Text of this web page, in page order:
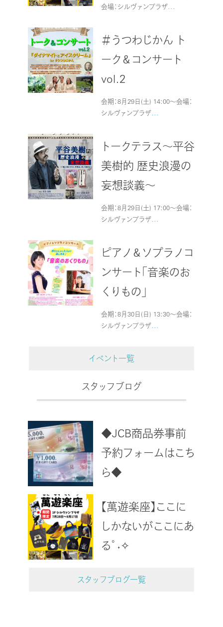
会場：シルヴァンプラザ...
＃うつわじかん ト
ーク＆コンサート
vol.2
会期：8月29日(土) 14:00～会場：
シルヴァンプラザ...
トークテラス～平谷
美樹的 歴史浪漫の
妄想談義～
会期：8月29日(土) 17:00～会場：
シルヴァンプラザ...
ピアノ＆ソプラノコ
ンサート「音楽のお
くりもの」
会期：8月30日(日) 13:30～会場：
シルヴァンプラザ...
イベント一覧
スタッフブログ
◆JCB商品券事前
予約フォームはこち
ら◆
【萬遊楽座】ここに
しかないがここにあ
る°˖✧
スタッフブログ一覧